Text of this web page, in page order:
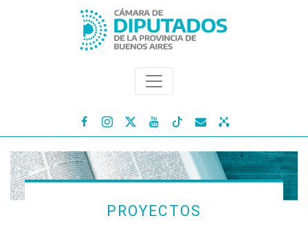
   
PROYECTOS